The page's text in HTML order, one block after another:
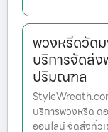
พวงหรีดวัด
บริการจัดส่ง
ปริมณฑล
บริการพวงหรีด ด
ออนไลน์ จัดส่งทั่ว